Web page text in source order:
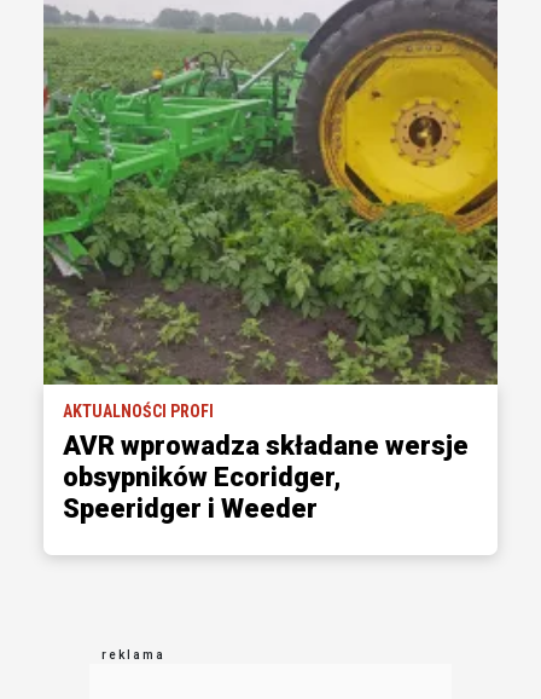
AKTUALNOŚCI PROFI
AVR wprowadza składane wersje
obsypników Ecoridger,
Speeridger i Weeder